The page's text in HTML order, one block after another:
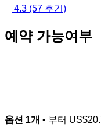
4.3 (57 후기)
예약 가능여부
옵션 1개 • 부터